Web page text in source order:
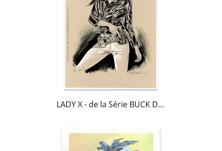
LADY X - de la Série BUCK DANNY